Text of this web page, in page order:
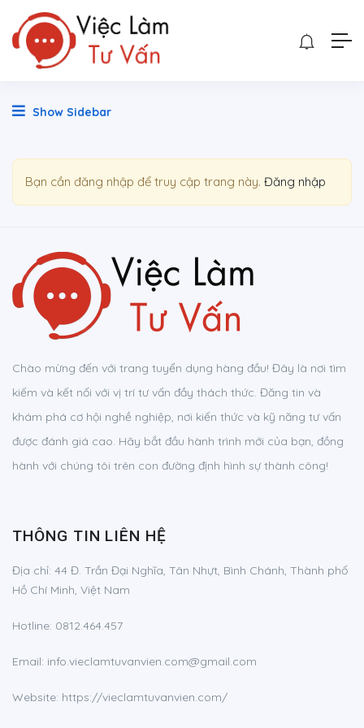
Show Sidebar
Bạn cần đăng nhập để truy cập trang này. Đăng nhập
Chào mừng đến với trang tuyển dụng hàng đầu! Đây là nơi tìm
kiếm và kết nối với vị trí tư vấn đầy thách thức. Đăng tin và
khám phá cơ hội nghề nghiệp, nơi kiến thức và kỹ năng tư vấn
được đánh giá cao. Hãy bắt đầu hành trình mới của bạn, đồng
hành với chúng tôi trên con đường định hình sự thành công!
THÔNG TIN LIÊN HỆ
Địa chỉ: 44 Đ. Trần Đại Nghĩa, Tân Nhựt, Bình Chánh, Thành phố
Hồ Chí Minh, Việt Nam
Hotline: 0812.464.457
Email: info.vieclamtuvanvien.com@gmail.com
Website: https://vieclamtuvanvien.com/